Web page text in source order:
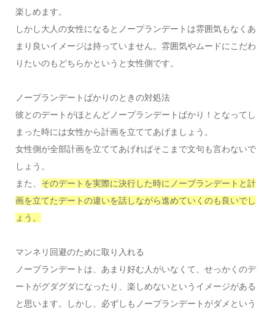
楽しめます。
しかし大人の女性になるとノープランデートは雰囲気もなくあ
まり良いイメージは持っていません。雰囲気やムードにこだわ
りたいのもどちらかというと女性側です。
ノープランデートばかりのときの対処法
彼とのデートがほとんどノープランデートばかり！となってし
まった時には女性から計画を立ててあげましょう。
女性側が全部計画を立ててあげればそこまで文句も言わないで
しょう。
また、 そのデートを実際に決行した時にノープランデートと計
画を立てたデートの違いを話しながら進めていくのも良いでし
ょう。
マンネリ回避のために取り入れる
ノープランデートは、あまり好む人がいなくて、せっかくのデ
ートがグダグダになったり、楽しめないというイメージがある
と思います。しかし、必ずしもノープランデートがダメという